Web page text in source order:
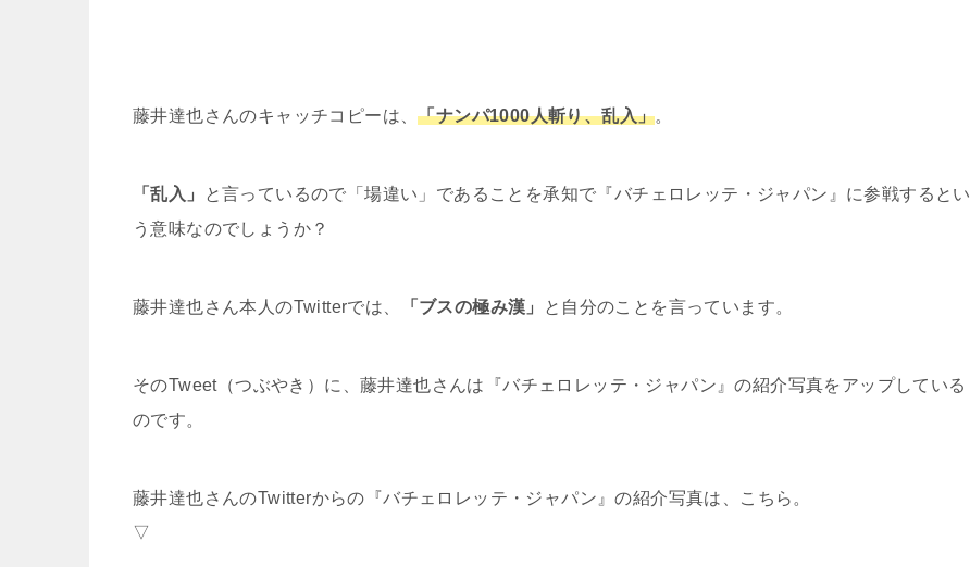
藤井達也さんのキャッチコピーは、「ナンパ1000人斬り、乱入」。
「乱入」
と言っているので「場違い」であることを承知で『バチェロレッテ・ジャパン』に参戦するとい
う意味なのでしょうか？
藤井達也さん本人のTwitterでは、 「ブスの極み漢」 と自分のことを言っています。
そのTweet（つぶやき）に、藤井達也さんは『バチェロレッテ・ジャパン』の紹介写真をアップしている
のです。
藤井達也さんのTwitterからの『バチェロレッテ・ジャパン』の紹介写真は、こちら。
▽